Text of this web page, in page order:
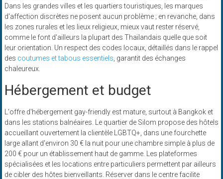
Dans les grandes villes et les quartiers touristiques, les marques
d'affection discrètes ne posent aucun problème ; en revanche, dans
les zones rurales et les lieux religieux, mieux vaut rester réservé,
comme le font d'ailleurs la plupart des Thaïlandais quelle que soit
leur orientation. Un respect des codes locaux, détaillés dans le rappel
des coutumes et tabous essentiels , garantit des échanges
chaleureux.
Hébergement et budget
L'offre d'hébergement gay-friendly est mature, surtout à Bangkok et
dans les stations balnéaires. Le quartier de Silom propose des hôtels
accueillant ouvertement la clientèle LGBTQ+, dans une fourchette
large allant d'environ 30 € la nuit pour une chambre simple à plus de
200 € pour un établissement haut de gamme. Les plateformes
spécialisées et les locations entre particuliers permettent par ailleurs
de cibler des hôtes bienveillants. Réserver dans le centre facilite